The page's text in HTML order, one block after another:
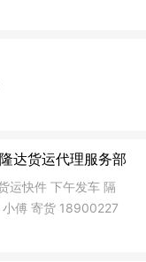
达货运代理服务部
运快件 下午发车 隔
傅 寄货 18900227
门市枋湖汽车客运